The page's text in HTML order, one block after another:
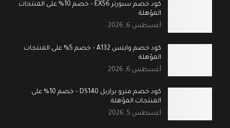
كود خصم سبورتر EX56 – خصم 10% على المنتجات
المؤهلة
أغسطس 6, 2026
كود خصم وايتس A132 – خصم 5% على المنتجات
المؤهلة
أغسطس 6, 2026
كود خصم مترو برازيل DS140 – خصم 10% على
المنتجات المؤهلة
أغسطس 5, 2026